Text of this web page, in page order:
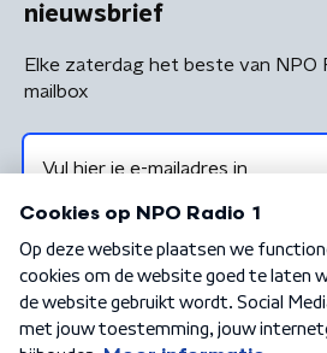
nieuwsbrief
Elke zaterdag het beste van NPO
mailbox
Algemene voorwaarden